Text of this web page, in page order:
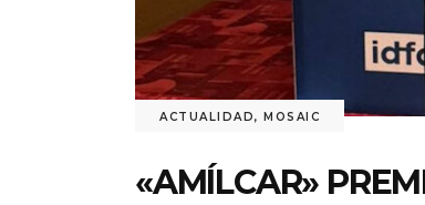
ACTUALIDAD, MOSAIC
«AMÍLCAR»